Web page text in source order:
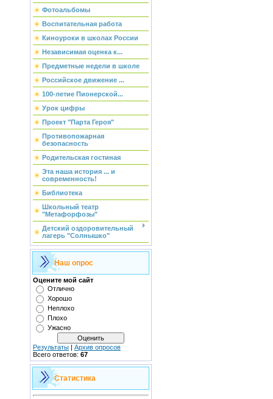
Фотоальбомы
Воспитательная работа
Киноуроки в школах России
Независимая оценка к...
Предметные недели в школе
Российское движение ...
100-летие Пионерской...
Урок цифры
Проект "Парта Героя"
Противопожарная
безопасность
Родительская гостиная
Эта наша история ... и
современность!
Библиотека
Школьный театр
"Метафорфозы"
Детский оздоровительный
лагерь "Солнышко"
Наш опрос
Оцените мой сайт
Отлично
Хорошо
Неплохо
Плохо
Ужасно
Результаты | Архив опросов
Всего ответов: 67
Статистика